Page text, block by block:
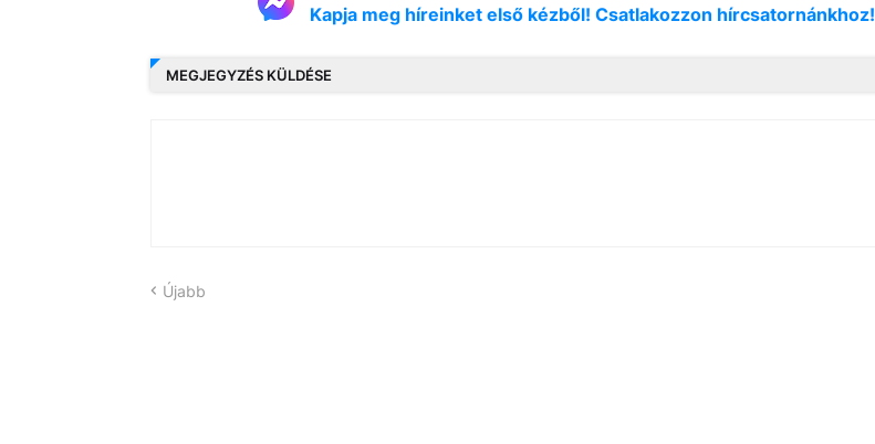
Kapja meg híreinket első kézből! Csatlakozzon hírcsatornánkhoz!
MEGJEGYZÉS KÜLDÉSE
Újabb